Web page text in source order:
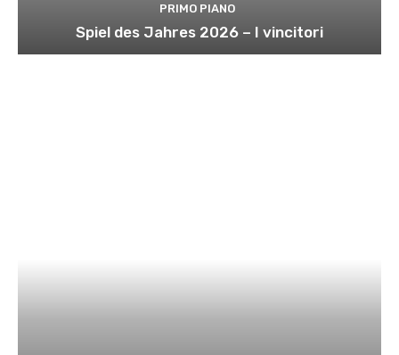
PRIMO PIANO
Spiel des Jahres 2026 – I vincitori